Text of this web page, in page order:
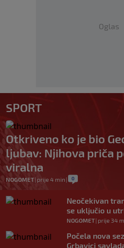
Oglas
SPORT
Otkriveno ko je bio
ljubav: Njihova priča
viralna
NOGOMET| prije 4 min | 0
Neočekivan
se uključio u
NOGOMET| prije 34
Počela nova
Grbavici